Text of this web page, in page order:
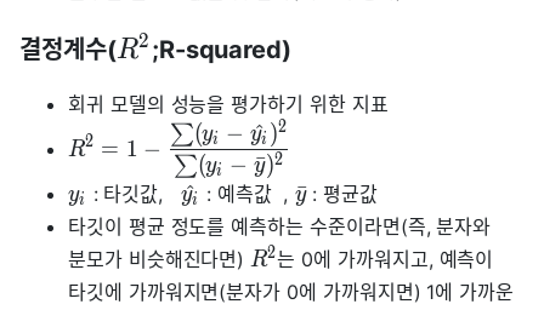
결정계수(R2 ;R-squared)
회귀 모델의 성능을 평가하기 위한 지표
R2 = 1 −
∑(yi − y
ˉ)2
∑(yi − yi
^)2
yi : 타깃값, yi
^ : 예측값 , y
ˉ: 평균값
타깃이 평균 정도를 예측하는 수준이라면(즉, 분자와
분모가 비슷해진다면) R2는 0에 가까워지고, 예측이
타깃에 가까워지면(분자가 0에 가까워지면) 1에 가까운